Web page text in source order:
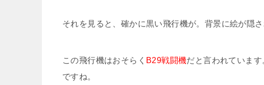
それを見ると、確かに黒い飛行機が。背景に絵が隠
この飛行機はおそらく B29戦闘機だと言われていま
ですね。